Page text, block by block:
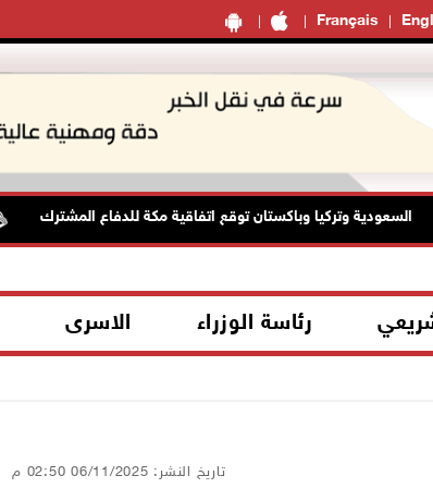
Français
السعودية وتركيا وباكستان توقع اتفاقية مكة للدفاع المشترك
رئاسة الوزراء الاسرى
تاريخ النشر: 06/11/2025 02:50 م